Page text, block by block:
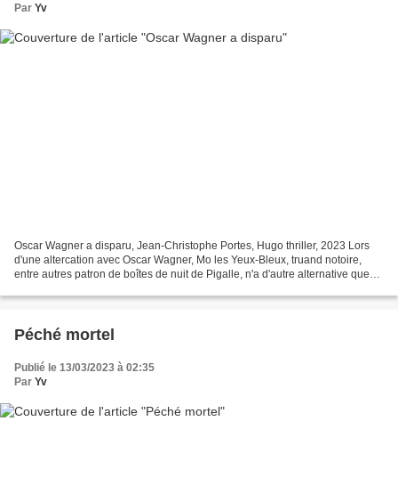
Par Yv
Oscar Wagner a disparu, Jean-Christophe Portes, Hugo thriller, 2023 Lors
d'une altercation avec Oscar Wagner, Mo les Yeux-Bleux, truand notoire,
entre autres patron de boîtes de nuit de Pigalle, n'a d'autre alternative que
Péché mortel
Publié le 13/03/2023 à 02:35
Par Yv